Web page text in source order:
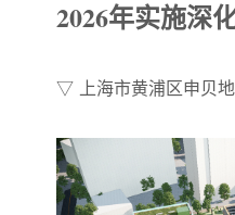
2026年实施深
▽ 上海市黄浦区申贝